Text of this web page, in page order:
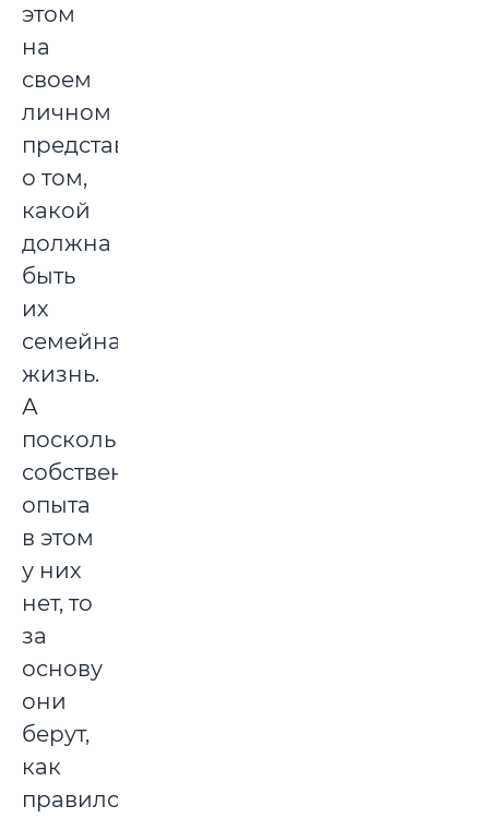
этом
на
своем
личном
представлении
о том,
какой
должна
быть
их
семейная
жизнь.
А
поскольку
собственного
опыта
в этом
у них
нет, то
за
основу
они
берут,
как
правило,